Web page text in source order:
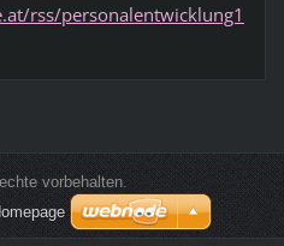
rss/personalentwicklung1
vorbehalten.